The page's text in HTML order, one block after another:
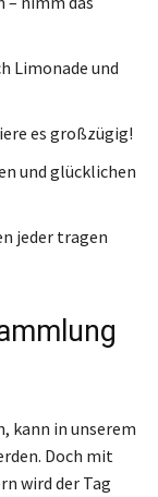
Limonade und
es großzügig!
und glücklichen
jeder tragen
kann in unserem
Doch mit
wird der Tag